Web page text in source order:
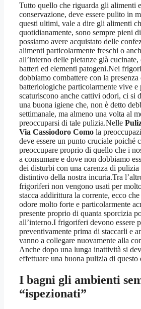
Tutto quello che riguarda gli alimenti
conservazione, deve essere pulito in
questi ultimi, vale a dire gli alimenti
quotidianamente, sono sempre pieni
possiamo avere acquistato delle
alimenti particolarmente freschi o
all’interno delle pietanze già
batteri ed elementi patogeni.Nei
dobbiamo combattere con la
batteriologiche particolarmente vive
scaturiscono anche cattivi odori, ci si
una buona igiene che, non è detto
settimanale, ma almeno una volta al
preoccuparsi di tale pulizia.Nelle
Via Cassiodoro Como la
deve essere un punto cruciale poiché
preoccupare proprio di quello che i
a consumare e dove non dobbiamo
dei disturbi con una carenza di pulizia
distintivo della nostra incuria.Tra
frigoriferi non vengono usati per
stacca addirittura la corrente, ecco
odore molto forte e particolarmente
presente proprio di quanta sporcizia
all’interno.I frigoriferi devono essere
preventivamente prima di staccarli e
vanno a collegare nuovamente alla
Anche dopo una lunga inattività si
effettuare una buona pulizia di questo
I bagni gli ambienti
“ispezionati”